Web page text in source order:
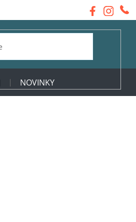
NOVINKY